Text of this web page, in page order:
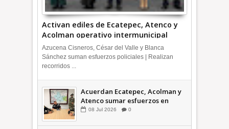
Activan ediles de Ecatepec, Atenco y
Acolman operativo intermunicipal
Azucena Cisneros, César del Valle y Blanca
Sánchez suman esfuerzos policiales | Realizan
recorridos ...
Acuerdan Ecatepec, Acolman y
Atenco sumar esfuerzos en
seguridad
08 Jul 2026 0